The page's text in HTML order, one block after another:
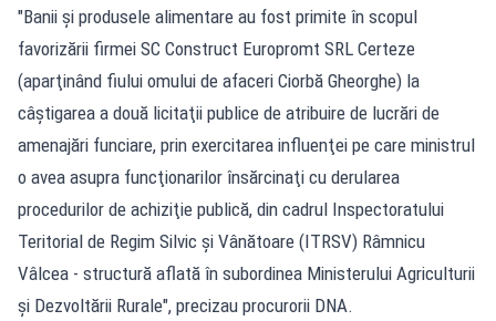
"Banii şi produsele alimentare au fost primite în scopul
favorizării firmei SC Construct Europromt SRL Certeze
(aparţinând fiului omului de afaceri Ciorbă Gheorghe) la
câştigarea a două licitaţii publice de atribuire de lucrări de
amenajări funciare, prin exercitarea influenţei pe care ministrul
o avea asupra funcţionarilor însărcinaţi cu derularea
procedurilor de achiziţie publică, din cadrul Inspectoratului
Teritorial de Regim Silvic şi Vânătoare (ITRSV) Râmnicu
Vâlcea - structură aflată în subordinea Ministerului Agriculturii
şi Dezvoltării Rurale", precizau procurorii DNA.